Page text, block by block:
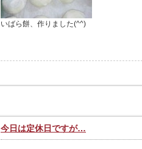
いばら餅、作りました(^^)
今日は定休日ですが…